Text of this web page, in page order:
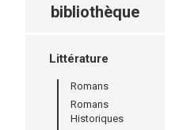
bibliothèque
Littérature
Romans
Romans
Historiques